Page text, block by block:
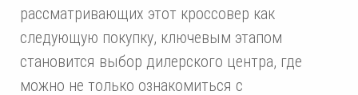
рассматривающих этот кроссовер как
следующую покупку, ключевым этапом
становится выбор дилерского центра, где
можно не только ознакомиться с